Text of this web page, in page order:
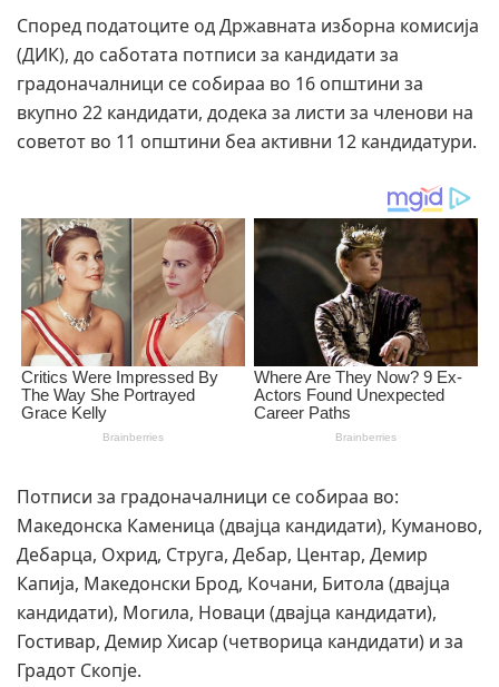
Според податоците од Државната изборна комисија
(ДИК), до саботата потписи за кандидати за
градоначалници се собираа во 16 општини за
вкупно 22 кандидати, додека за листи за членови на
советот во 11 општини беа активни 12 кандидатури.
Потписи за градоначалници се собираа во:
Македонска Каменица (двајца кандидати), Куманово,
Дебарца, Охрид, Струга, Дебар, Центар, Демир
Капија, Македонски Брод, Кочани, Битола (двајца
кандидати), Могила, Новаци (двајца кандидати),
Гостивар, Демир Хисар (четворица кандидати) и за
Градот Скопје.